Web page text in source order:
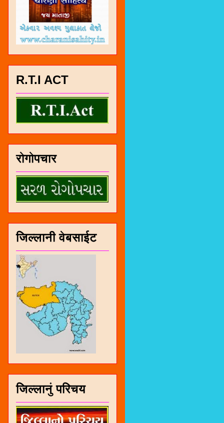
R.T.I ACT
रोगोपचार
जिल्लानी वेबसाईट
जिल्लानुं परिचय